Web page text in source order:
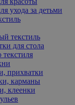
ухода за детьми
текстиль
для стола
прихватки
карманы
клеенки